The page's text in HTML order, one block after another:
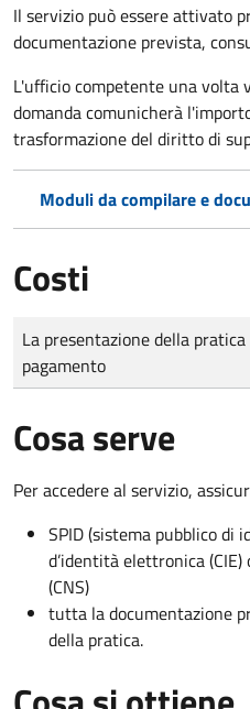
Il servizio può essere attivato
documentazione prevista,
L'ufficio competente una volta
domanda comunicherà
trasformazione del diritto di
Moduli da compilare e
Costi
Tipo di pagamento
Importo
La presentazione della
pagamento
Cosa serve
Per accedere al servizio,
SPID (sistema pubblico di
d’identità elettronica
(CNS)
tutta la documentazione
della pratica.